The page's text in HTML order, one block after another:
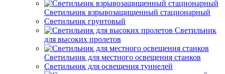
Светильник взрывозащищенный стационарный
Светильник грунтовый
Светильник
для высоких пролетов
Светильник для местного освещения станков
Светильник для освещения туннелей